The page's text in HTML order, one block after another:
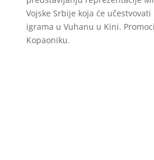
Vojske Srbije koja će
igrama u Vuhanu u Kini.
Kopaoniku.